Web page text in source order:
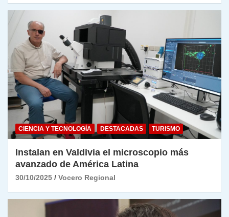
CIENCIA Y TECNOLOGÍA DESTACADAS TURISMO
Instalan en Valdivia el microscopio más
avanzado de América Latina
30/10/2025 Vocero Regional